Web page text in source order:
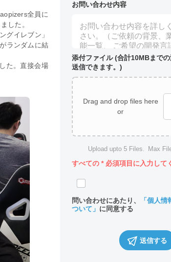
全員に
した。
グイレブン」
ランダムに結
た。直接会場
お問い合わせ内容
添付ファイル (合計10MBまで
送信できます。)
Drag and drop files here
or
Upload upto 5 Files. Max
すべての *必須項目に入力して
問い合わせにあたり、
「個人
ついて」 に同意する
送信する